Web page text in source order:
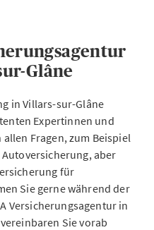
Glâne
in Villars-sur-Glâne
Expertinnen und
Fragen, zum Beispiel
aber
für
Sie gerne während der
Versicherungsagentur in
Sie vorab